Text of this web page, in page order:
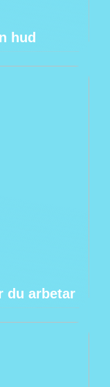
hud
du arbetar